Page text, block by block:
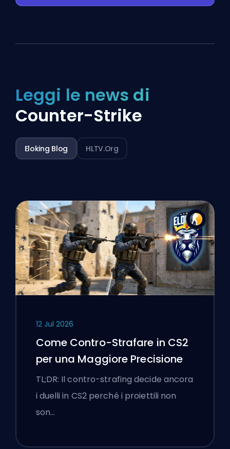
Leggi le news di
Counter-Strike
Eloking Blog HLTV.org
12 Jul 2026
Come Contro-Strafare in CS2
per una Maggiore Precisione
TL;DR: Il contro-strafing decide ancora
i duelli in CS2 perché i proiettili non
son…